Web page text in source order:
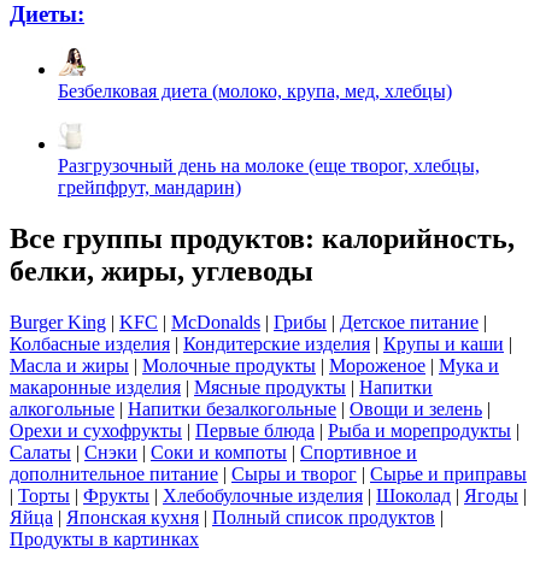
Диеты:
Безбелковая диета (молоко, крупа, мед, хлебцы)
Разгрузочный день на молоке (еще творог, хлебцы,
грейпфрут, мандарин)
Все группы продуктов: калорийность,
белки, жиры, углеводы
Burger King | KFC | McDonalds | Грибы | Детское питание |
Колбасные изделия | Кондитерские изделия | Крупы и каши |
Масла и жиры | Молочные продукты | Мороженое | Мука и
макаронные изделия | Мясные продукты | Напитки
алкогольные | Напитки безалкогольные | Овощи и зелень |
Орехи и сухофрукты | Первые блюда | Рыба и морепродукты |
Салаты | Снэки | Соки и компоты | Спортивное и
дополнительное питание | Сыры и творог | Сырье и приправы
| Торты | Фрукты | Хлебобулочные изделия | Шоколад | Ягоды |
Яйца | Японская кухня | Полный список продуктов |
Продукты в картинках